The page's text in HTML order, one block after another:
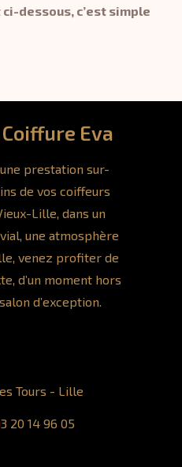
dessous, c’est simple
Eva
prestation sur-
de vos coiffeurs
Lille, dans un
une atmosphère
venez profiter de
d’un moment hors
d’exception.
Tours - Lille
20 14 96 05